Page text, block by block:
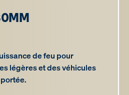
de feu pour
légères et des véhicules